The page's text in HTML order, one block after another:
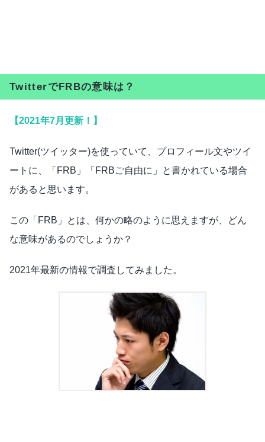
TwitterでFRBの意味は？
【2021年7月更新！】
Twitter(ツイッター)を使っていて、プロフィール文やツイ
ートに、「FRB」「FRBご自由に」と書かれている場合
があると思います。
この「FRB」とは、何かの略のように思えますが、どん
な意味があるのでしょうか？
2021年最新の情報で調査してみました。